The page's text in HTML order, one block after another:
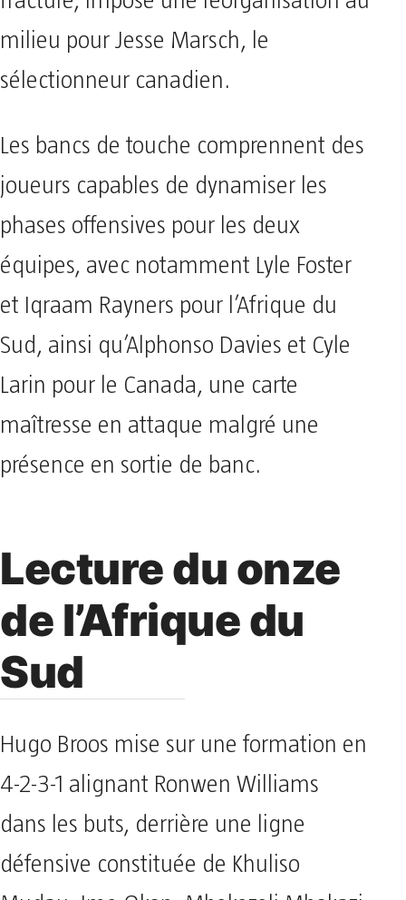
milieu pour Jesse Marsch, le
sélectionneur canadien.
Les bancs de touche comprennent des
joueurs capables de dynamiser les
phases offensives pour les deux
équipes, avec notamment Lyle Foster
et Iqraam Rayners pour l’Afrique du
Sud, ainsi qu’Alphonso Davies et Cyle
Larin pour le Canada, une carte
maîtresse en attaque malgré une
présence en sortie de banc.
Lecture du onze
de l’Afrique du
Sud
Hugo Broos mise sur une formation en
4-2-3-1 alignant Ronwen Williams
dans les buts, derrière une ligne
défensive constituée de Khuliso